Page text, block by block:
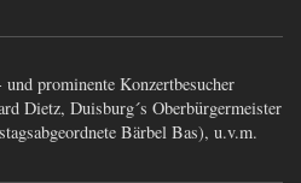
prominente Konzertbesucher
Dietz, Duisburg´s Oberbürgermeister
Bärbel Bas), u.v.m.